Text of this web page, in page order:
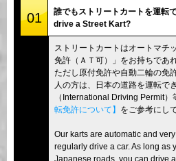
東京 品川
東京 秋葉原 #2
東京 渋谷アネックス
東京 浅草
沖縄
01
誰でもストリートカートを運転
drive a Street Kart?
ストリートカートはオートマチ
免許（ＡＴ可）」をお持ちであ
ただし原付免許や自動二輪の免
人の方は、日本の道路を運転で
（International Driving Permit
転免許について】 をご参考にし
Our karts are automatic and
regularly drive a car. As long as
Japanese roads, you can drive